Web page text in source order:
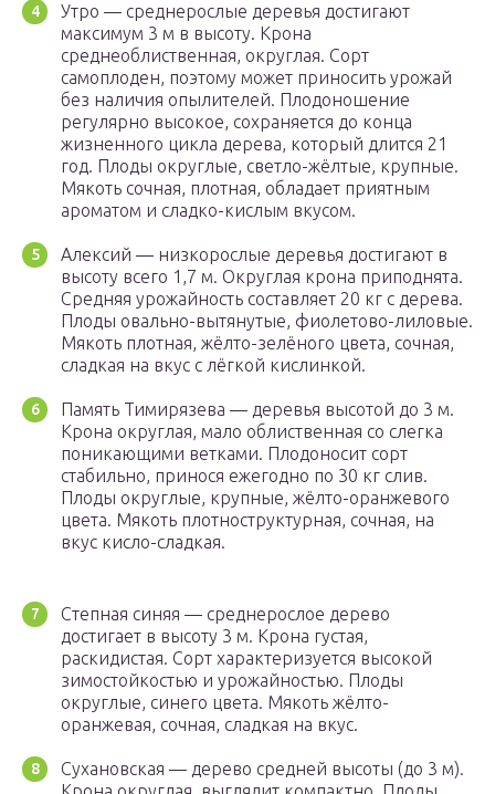
Утро — среднерослые деревья достигают
максимум 3 м в высоту. Крона
среднеоблиственная, округлая. Сорт
самоплоден, поэтому может приносить урожай
без наличия опылителей. Плодоношение
регулярно высокое, сохраняется до конца
жизненного цикла дерева, который длится 21
год. Плоды округлые, светло-жёлтые, крупные.
Мякоть сочная, плотная, обладает приятным
ароматом и сладко-кислым вкусом.
Алексий — низкорослые деревья достигают в
высоту всего 1,7 м. Округлая крона приподнята.
Средняя урожайность составляет 20 кг с дерева.
Плоды овально-вытянутые, фиолетово-лиловые.
Мякоть плотная, жёлто-зелёного цвета, сочная,
сладкая на вкус с лёгкой кислинкой.
Память Тимирязева — деревья высотой до 3 м.
Крона округлая, мало облиственная со слегка
поникающими ветками. Плодоносит сорт
стабильно, принося ежегодно по 30 кг слив.
Плоды округлые, крупные, жёлто-оранжевого
цвета. Мякоть плотноструктурная, сочная, на
вкус кисло-сладкая.
Степная синяя — среднерослое дерево
достигает в высоту 3 м. Крона густая,
раскидистая. Сорт характеризуется высокой
зимостойкостью и урожайностью. Плоды
округлые, синего цвета. Мякоть жёлто-
оранжевая, сочная, сладкая на вкус.
Сухановская — дерево средней высоты (до 3 м).